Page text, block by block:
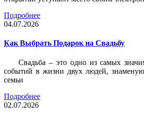
Подробнее
04.07.2026
Как Выбрать Подарок на Свадьбу
Свадьба – это одно из самых
событий в жизни двух людей,
семьи
Подробнее
02.07.2026